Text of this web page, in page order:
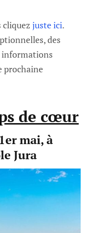
cliquez juste ici.
des
informations
prochaine
de cœur
mai, à
Jura